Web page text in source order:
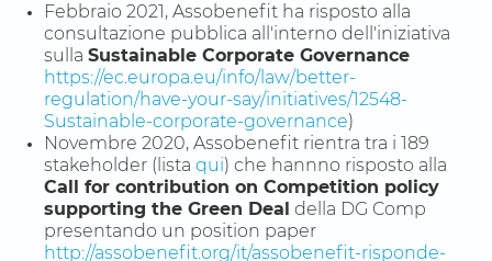
Febbraio 2021, Assobenefit ha risposto alla
consultazione pubblica all'interno dell'iniziativa
sulla Sustainable Corporate Governance
https://ec.europa.eu/info/law/better-
regulation/have-your-say/initiatives/12548-
Sustainable-corporate-governance)
Novembre 2020, Assobenefit rientra tra i 189
stakeholder (lista qui) che hannno risposto alla
Call for contribution on Competition policy
supporting the Green Deal della DG Comp
presentando un position paper
http://assobenefit.org/it/assobenefit-risponde-